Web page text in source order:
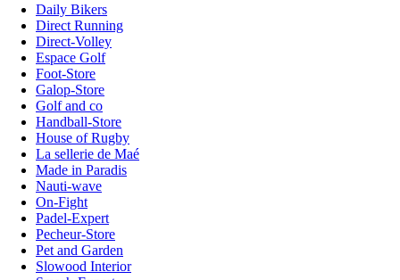
Daily Bikers
Direct Running
Direct-Volley
Espace Golf
Foot-Store
Galop-Store
Golf and co
Handball-Store
House of Rugby
La sellerie de Maé
Made in Paradis
Nauti-wave
On-Fight
Padel-Expert
Pecheur-Store
Pet and Garden
Slowood Interior